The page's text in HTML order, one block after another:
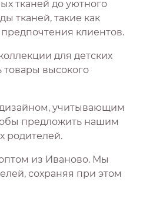
тканей до уютного
тканей, такие как
клиентов.
для детских
товары высокого
учитывающим
предложить нашим
родителей.
из Иваново. Мы
сохраняя при этом